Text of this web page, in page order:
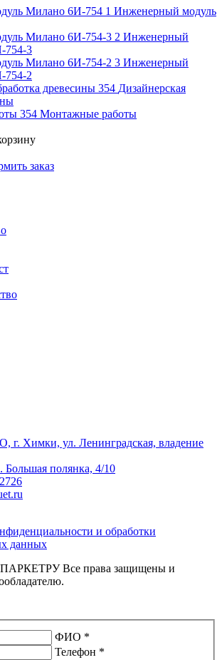
Инженерный модуль
Инженерный
754-3
Инженерный
754-2
Дизайнерская
Монтажные работы
заказ
г. Химки, ул. Ленинградская, владение
Большая полянка, 4/10
и обработки
данных
Все права защищены и
ФИО *
Телефон *